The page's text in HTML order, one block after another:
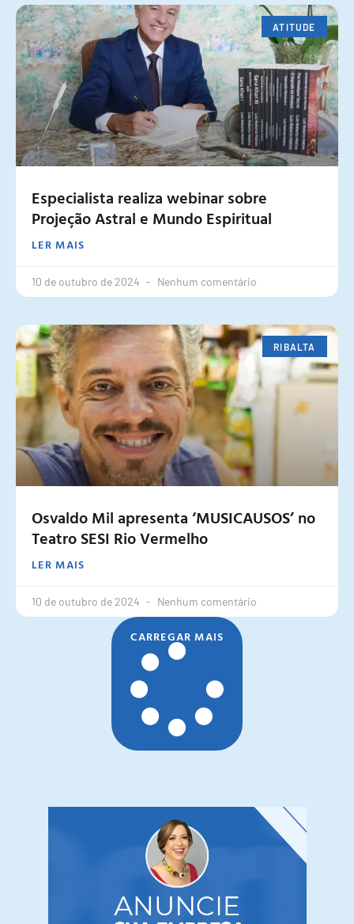
ATITUDE
Especialista realiza webinar sobre
Projeção Astral e Mundo Espiritual
LER MAIS
10 de outubro de 2024 Nenhum comentário
RIBALTA
Osvaldo Mil apresenta ‘MUSICAUSOS’ no
Teatro SESI Rio Vermelho
LER MAIS
10 de outubro de 2024 Nenhum comentário
CARREGAR MAIS